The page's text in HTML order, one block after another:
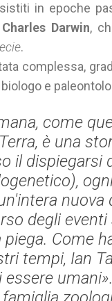
in epoche
Charles Darwin,
.
complessa,
e
come
è una
il dispiegarsi
nuova
degli
piega. Come
tempi, Ian